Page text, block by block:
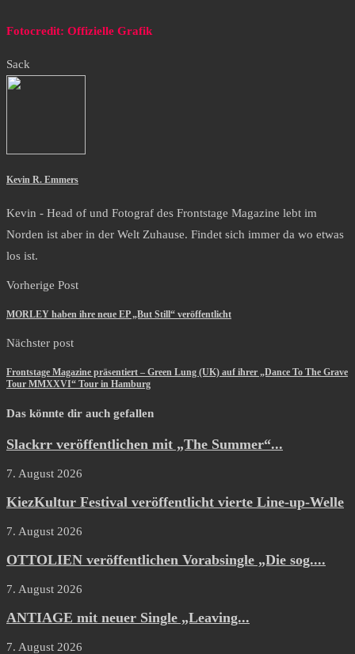
Fotocredit: Offizielle Grafik
Sack
Kevin R. Emmers
Kevin - Head of und Fotograf des Frontstage Magazine lebt im
Norden ist aber in der Welt Zuhause. Findet sich immer da wo etwas
los ist.
Vorherige Post
MORLEY haben ihre neue EP „But Still“ veröffentlicht
Nächster post
Frontstage Magazine präsentiert – Green Lung (UK) auf ihrer „Dance To The Grave
Tour MMXXVI“ Tour in Hamburg
Das könnte dir auch gefallen
Slackrr veröffentlichen mit „The Summer“...
7. August 2026
KiezKultur Festival veröffentlicht vierte Line-up-Welle
7. August 2026
OTTOLIEN veröffentlichen Vorabsingle „Die sog....
7. August 2026
ANTIAGE mit neuer Single „Leaving...
7. August 2026